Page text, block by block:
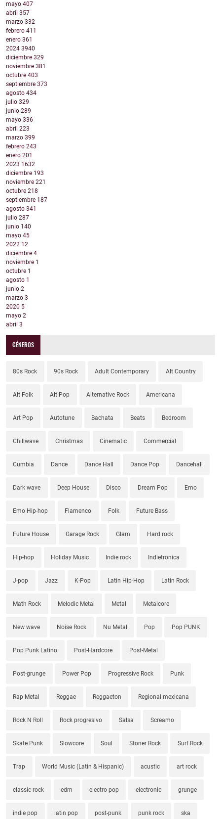
mayo 407
abril 357
marzo 332
febrero 411
enero 361
2024 3940
diciembre 329
noviembre 381
octubre 403
septiembre 373
agosto 434
julio 329
junio 289
mayo 336
abril 223
marzo 399
febrero 243
enero 201
2023 1632
diciembre 193
noviembre 221
octubre 218
septiembre 187
agosto 341
julio 287
junio 140
mayo 45
2022 12
diciembre 4
noviembre 1
octubre 1
agosto 1
junio 2
marzo 3
2020 5
mayo 2
abril 3
GÉNEROS
80s Rock 90s Rock Adult Contemporary Alt Country
Alt Folk Alt Pop Alternative Rock Americana
Art Pop Autotune Bachata Beats Bedroom
Chillwave Christmas Cinematic Commercial
Cumbia Dance Dance Hall Dance Pop Dancehall
Dark wave Deep House Disco Dream Pop Emo
Emo Hip-hop Flamenco Folk Future Bass
Future House Garage Rock Glam Hard rock
Hip-hop Holiday Music Indie rock Indietronica
J-pop Jazz K-Pop Latin Hip-Hop Latin Rock
Math Rock Melodic Metal Metal Metalcore
New wave Noise Rock Nu Metal Pop Pop PUNK
Pop Punk Latino Post-Hardcore Post-Metal
Post-grunge Power Pop Progressive Rock Punk
Rap Metal Reggae Reggaeton Regional mexicana
Rock N Roll Rock progresivo Salsa Screamo
Skate Punk Slowcore Soul Stoner Rock Surf Rock
Trap World Music (Latin & Hispanic) acustic art rock
classic rock edm electro pop electronic grunge
indie pop latin pop post-punk punk rock ska